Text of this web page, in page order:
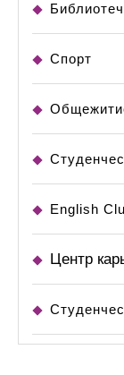
Спорт
English
Центр